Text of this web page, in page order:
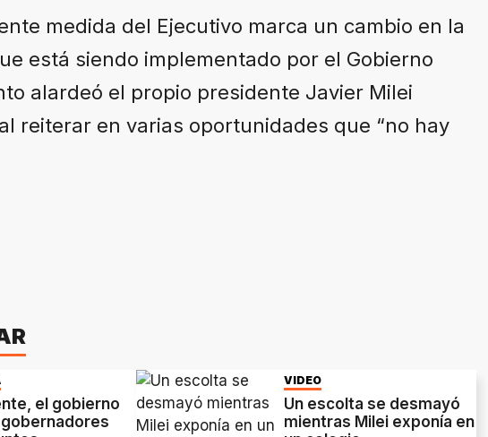
medida del Ejecutivo marca un cambio en la
está siendo implementado por el Gobierno
alardeó el propio presidente Javier Milei
reiterar en varias oportunidades que “no hay
el gobierno
VIDEO
Un escolta se desmayó
mientras Milei exponía en